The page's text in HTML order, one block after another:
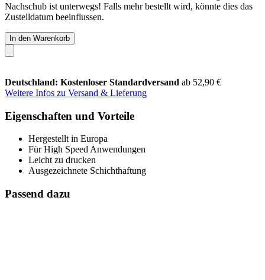
Nachschub ist unterwegs! Falls mehr bestellt wird, könnte dies das
Zustelldatum beeinflussen.
In den Warenkorb
Deutschland: Kostenloser Standardversand ab 52,90 €
Weitere Infos zu Versand & Lieferung
Eigenschaften und Vorteile
Hergestellt in Europa
Für High Speed Anwendungen
Leicht zu drucken
Ausgezeichnete Schichthaftung
Passend dazu